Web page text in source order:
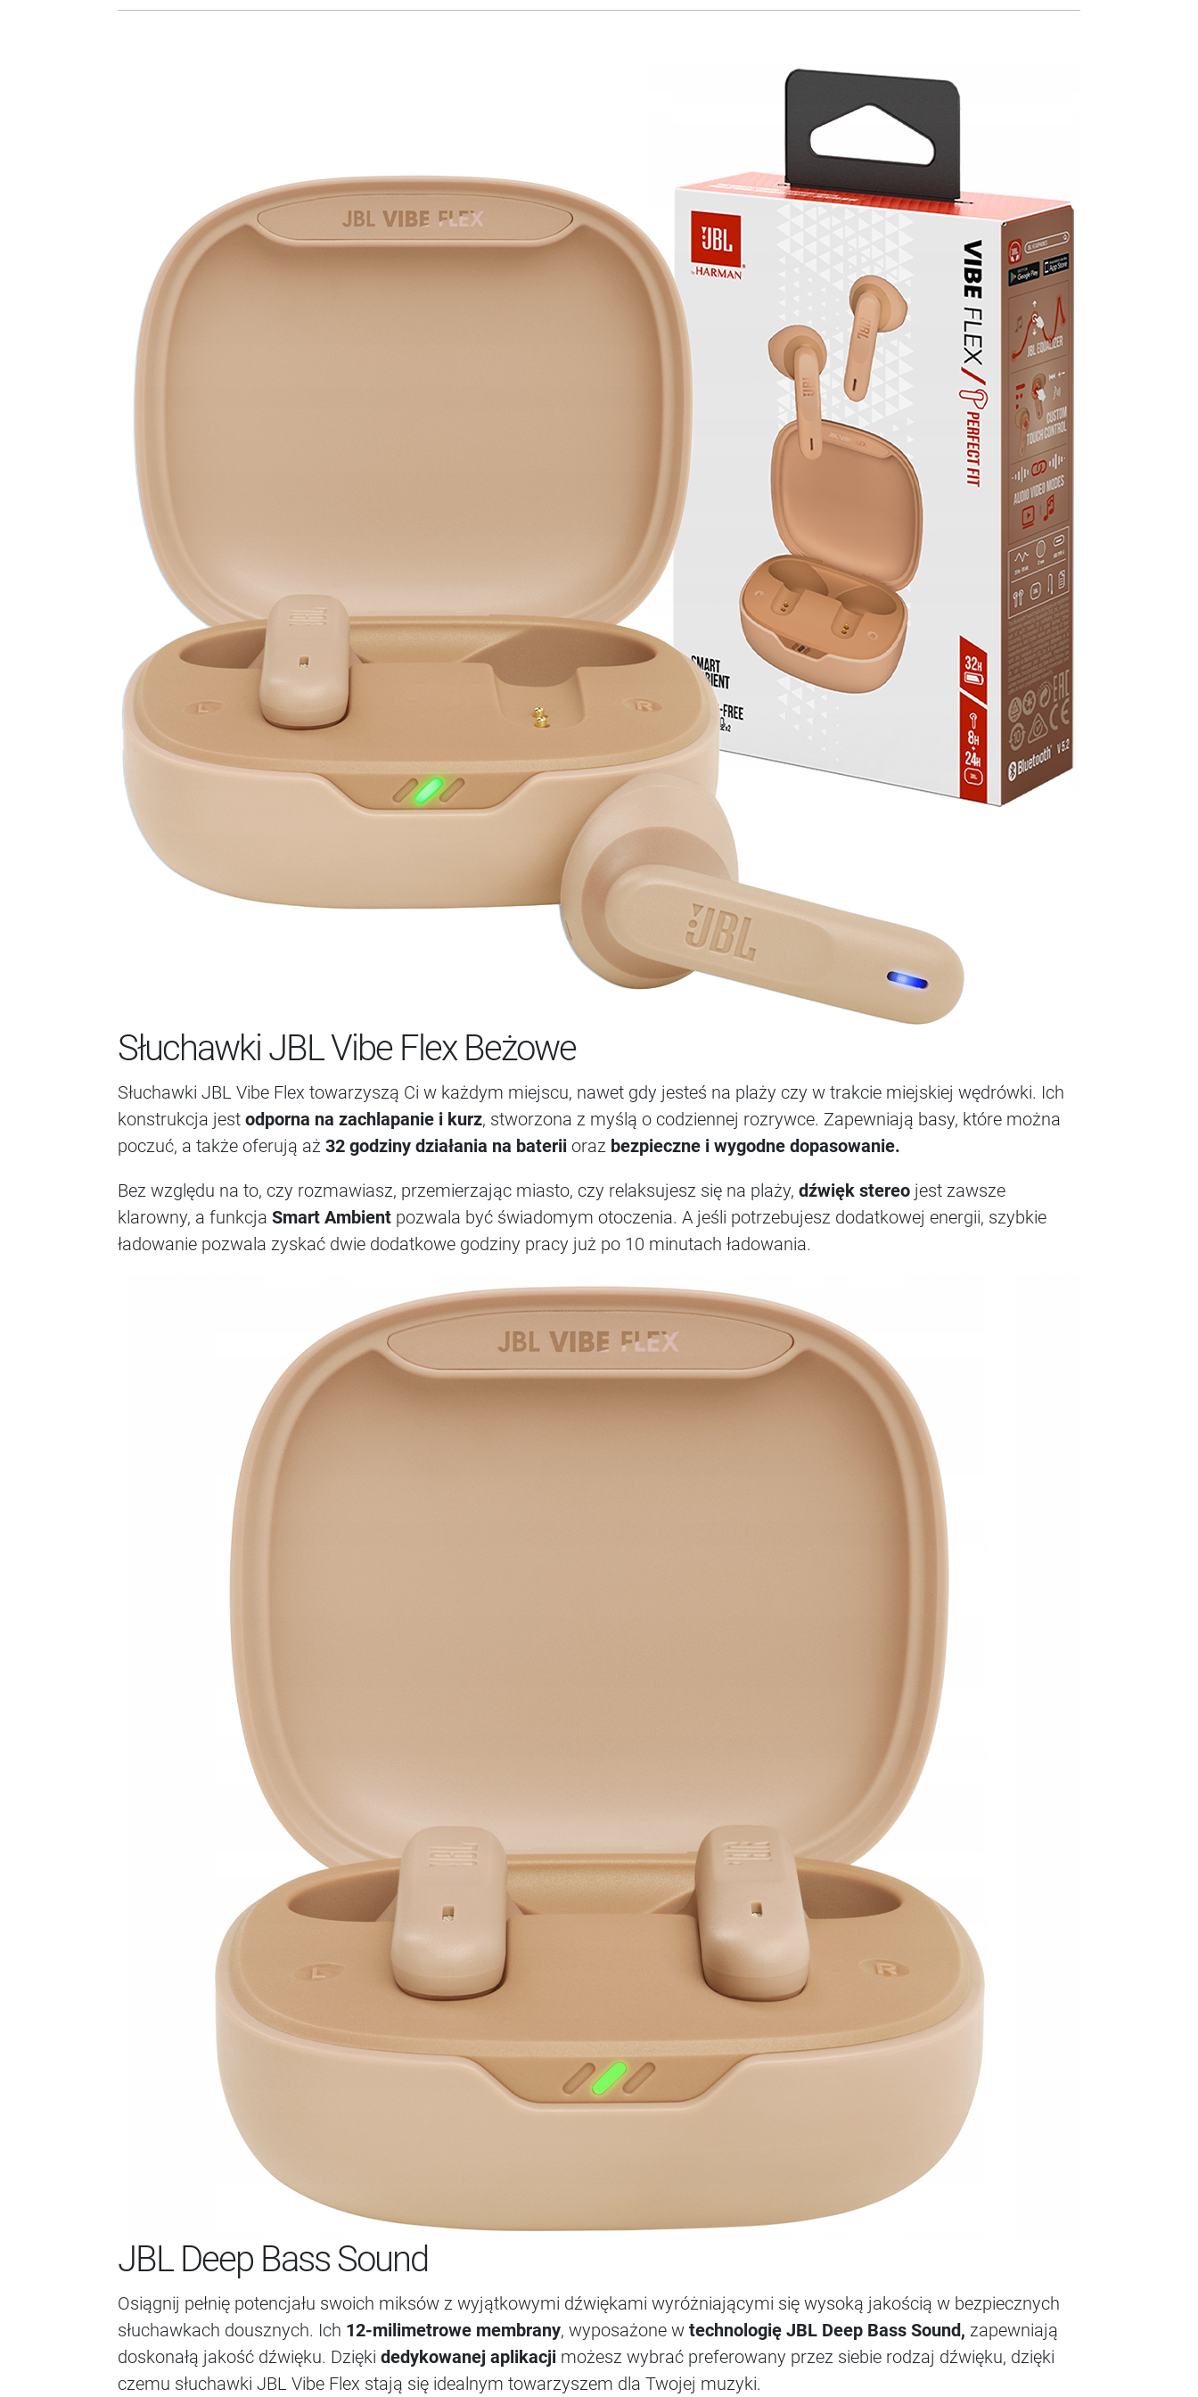
Słuchawki JBL Vibe Flex Beżowe
Słuchawki JBL Vibe Flex towarzyszą Ci w każdym miejscu, nawet gdy jesteś na plaży czy w trakcie miejskiej wędrówki. Ich
konstrukcja jest odporna na zachlapanie i kurz, stworzona z myślą o codziennej rozrywce. Zapewniają basy, które można
poczuć, a także oferują aż 32 godziny działania na baterii oraz bezpieczne i wygodne dopasowanie.
Bez względu na to, czy rozmawiasz, przemierzając miasto, czy relaksujesz się na plaży, dźwięk stereo jest zawsze
klarowny, a funkcja Smart Ambient pozwala być świadomym otoczenia. A jeśli potrzebujesz dodatkowej energii, szybkie
ładowanie pozwala zyskać dwie dodatkowe godziny pracy już po 10 minutach ładowania.
JBL Deep Bass Sound
Osiągnij pełnię potencjału swoich miksów z wyjątkowymi dźwiękami wyróżniającymi się wysoką jakością w bezpiecznych
słuchawkach dousznych. Ich 12-milimetrowe membrany, wyposażone w technologię JBL Deep Bass Sound, zapewniają
doskonałą jakość dźwięku. Dzięki dedykowanej aplikacji możesz wybrać preferowany przez siebie rodzaj dźwięku, dzięki
czemu słuchawki JBL Vibe Flex stają się idealnym towarzyszem dla Twojej muzyki.